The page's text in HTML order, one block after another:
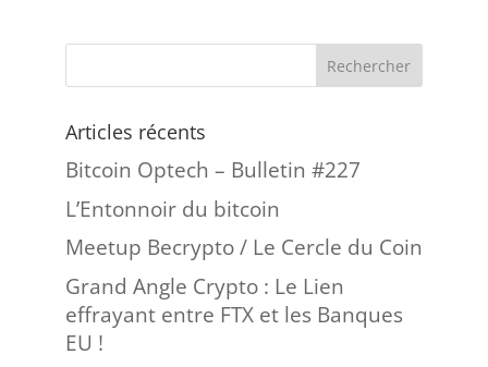
Articles récents
Bitcoin Optech – Bulletin #227
L’Entonnoir du bitcoin
Meetup Becrypto / Le Cercle du Coin
Grand Angle Crypto : Le Lien
effrayant entre FTX et les Banques
EU !